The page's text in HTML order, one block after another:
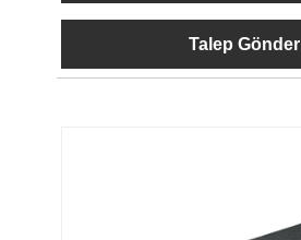
Talep Gönder